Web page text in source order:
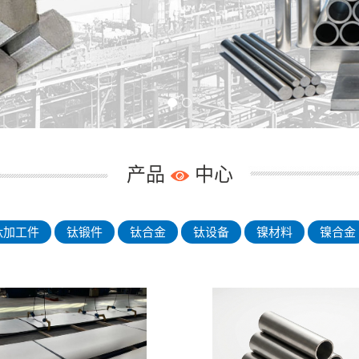
产品 中心
加工件 钛锻件 钛合金 钛设备 镍材料 镍合金